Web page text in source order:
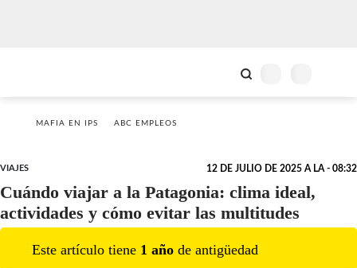
MAFIA EN IPS ABC EMPLEOS
VIAJES 12 DE JULIO DE 2025 A LA - 08:32
Cuándo viajar a la Patagonia: clima ideal,
actividades y cómo evitar las multitudes
Este artículo tiene 1 año de antigüedad